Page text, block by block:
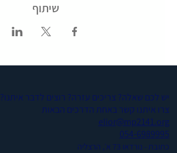
שיתוף
יש לכם שאלה? צריכים עזרה? רוצים לדבר איתנו?
צרו איתנו קשר באחת הדרכים הבאות
elior@mp2141.org
054-6989995
כתובת - נורדאו 73 א׳, הרצליה